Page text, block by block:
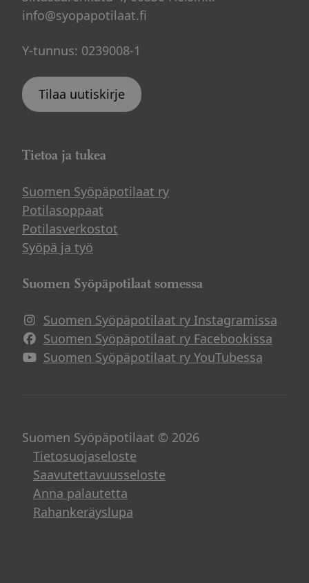
info@syopapotilaat.fi
Y-tunnus: 0239008-1
Tilaa uutiskirje
Tietoa ja tukea
Suomen Syöpäpotilaat ry
Potilasoppaat
Potilasverkostot
Syöpä ja työ
Suomen Syöpäpotilaat somessa
Suomen Syöpäpotilaat ry Instagramissa
Suomen Syöpäpotilaat ry Facebookissa
Suomen Syöpäpotilaat ry YouTubessa
Suomen Syöpäpotilaat © 2026
Tietosuojaseloste
Saavutettavuusseloste
Anna palautetta
Rahankeräyslupa